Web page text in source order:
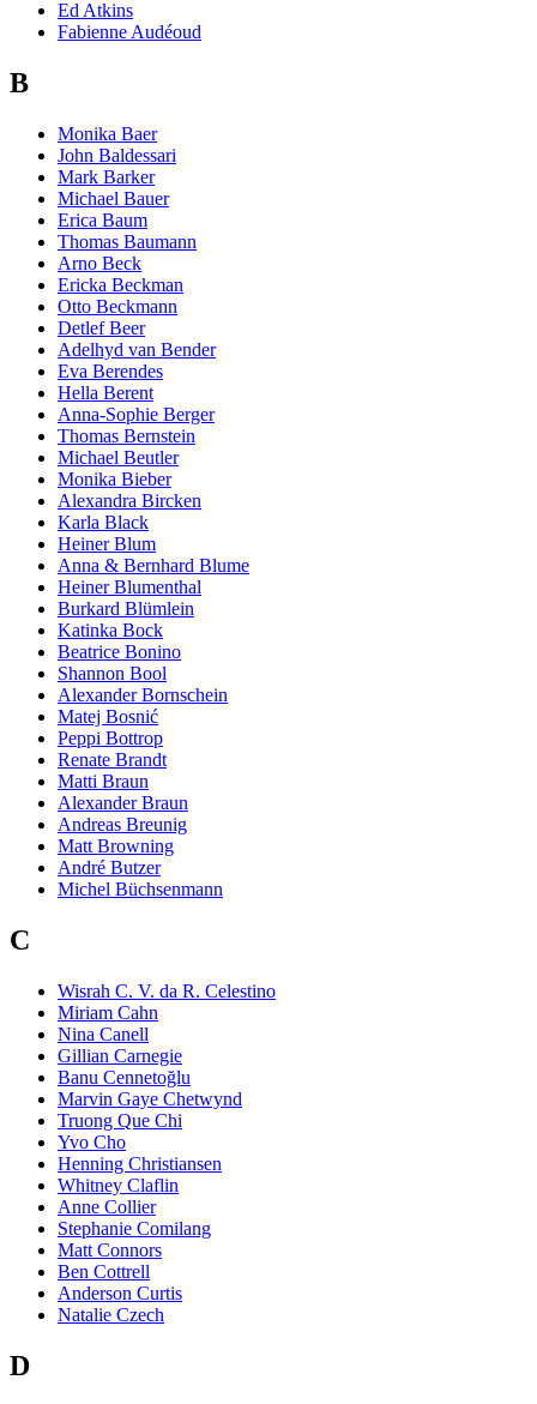
Ed Atkins
Fabienne Audéoud
B
Monika Baer
John Baldessari
Mark Barker
Michael Bauer
Erica Baum
Thomas Baumann
Arno Beck
Ericka Beckman
Otto Beckmann
Detlef Beer
Adelhyd van Bender
Eva Berendes
Hella Berent
Anna-Sophie Berger
Thomas Bernstein
Michael Beutler
Monika Bieber
Alexandra Bircken
Karla Black
Heiner Blum
Anna & Bernhard Blume
Heiner Blumenthal
Burkard Blümlein
Katinka Bock
Beatrice Bonino
Shannon Bool
Alexander Bornschein
Matej Bosnić
Peppi Bottrop
Renate Brandt
Matti Braun
Alexander Braun
Andreas Breunig
Matt Browning
André Butzer
Michel Büchsenmann
C
Wisrah C. V. da R. Celestino
Miriam Cahn
Nina Canell
Gillian Carnegie
Banu Cennetoğlu
Marvin Gaye Chetwynd
Truong Que Chi
Yvo Cho
Henning Christiansen
Whitney Claflin
Anne Collier
Stephanie Comilang
Matt Connors
Ben Cottrell
Anderson Curtis
Natalie Czech
D